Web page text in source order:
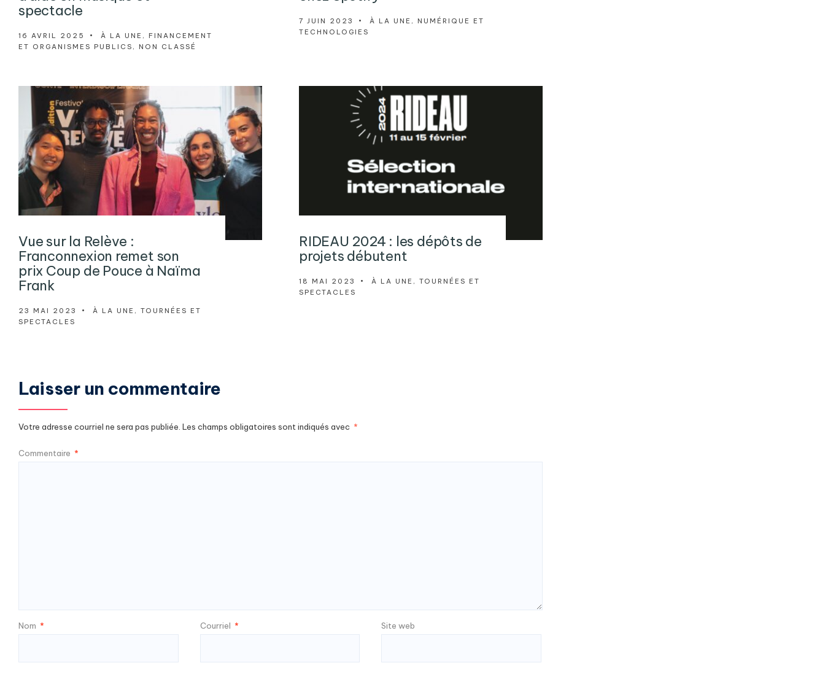
spectacle
16 AVRIL 2025 • À LA UNE , FINANCEMENT
ET ORGANISMES PUBLICS , NON CLASSÉ
7 JUIN 2023 • À LA UNE , NUMÉRIQUE ET
TECHNOLOGIES
Vue sur la Relève :
Franconnexion remet son
prix Coup de Pouce à Naïma
Frank
23 MAI 2023 • À LA UNE , TOURNÉES ET
SPECTACLES
RIDEAU 2024 : les dépôts de
projets débutent
18 MAI 2023 • À LA UNE , TOURNÉES ET
SPECTACLES
Laisser un commentaire
Votre adresse courriel ne sera pas publiée. Les champs obligatoires sont indiqués avec *
Commentaire *
Nom * Courriel * Site web